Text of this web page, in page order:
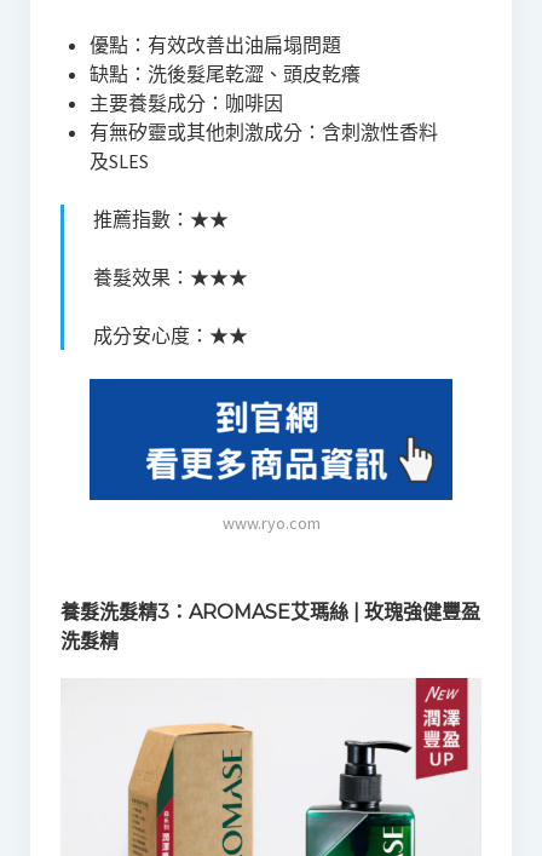
優點：有效改善出油扁塌問題
缺點：洗後髮尾乾澀、頭皮乾癢
主要養髮成分：咖啡因
有無矽靈或其他刺激成分：含刺激性香料
及SLES
推薦指數：★★
養髮效果：★★★
成分安心度：★★
www.ryo.com
養髮洗髮精3：AROMASE艾瑪絲 | 玫瑰強健豐盈
洗髮精